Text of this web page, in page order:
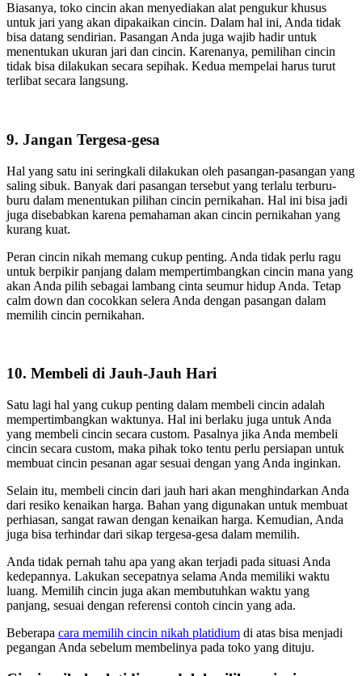
Biasanya, toko cincin akan menyediakan alat pengukur khusus
untuk jari yang akan dipakaikan cincin. Dalam hal ini, Anda tidak
bisa datang sendirian. Pasangan Anda juga wajib hadir untuk
menentukan ukuran jari dan cincin. Karenanya, pemilihan cincin
tidak bisa dilakukan secara sepihak. Kedua mempelai harus turut
terlibat secara langsung.
9. Jangan Tergesa-gesa
Hal yang satu ini seringkali dilakukan oleh pasangan-pasangan yang
saling sibuk. Banyak dari pasangan tersebut yang terlalu terburu-
buru dalam menentukan pilihan cincin pernikahan. Hal ini bisa jadi
juga disebabkan karena pemahaman akan cincin pernikahan yang
kurang kuat.
Peran cincin nikah memang cukup penting. Anda tidak perlu ragu
untuk berpikir panjang dalam mempertimbangkan cincin mana yang
akan Anda pilih sebagai lambang cinta seumur hidup Anda. Tetap
calm down dan cocokkan selera Anda dengan pasangan dalam
memilih cincin pernikahan.
10. Membeli di Jauh-Jauh Hari
Satu lagi hal yang cukup penting dalam membeli cincin adalah
mempertimbangkan waktunya. Hal ini berlaku juga untuk Anda
yang membeli cincin secara custom. Pasalnya jika Anda membeli
cincin secara custom, maka pihak toko tentu perlu persiapan untuk
membuat cincin pesanan agar sesuai dengan yang Anda inginkan.
Selain itu, membeli cincin dari jauh hari akan menghindarkan Anda
dari resiko kenaikan harga. Bahan yang digunakan untuk membuat
perhiasan, sangat rawan dengan kenaikan harga. Kemudian, Anda
juga bisa terhindar dari sikap tergesa-gesa dalam memilih.
Anda tidak pernah tahu apa yang akan terjadi pada situasi Anda
kedepannya. Lakukan secepatnya selama Anda memiliki waktu
luang. Memilih cincin juga akan membutuhkan waktu yang
panjang, sesuai dengan referensi contoh cincin yang ada.
Beberapa cara memilih cincin nikah platidium di atas bisa menjadi
pegangan Anda sebelum membelinya pada toko yang dituju.